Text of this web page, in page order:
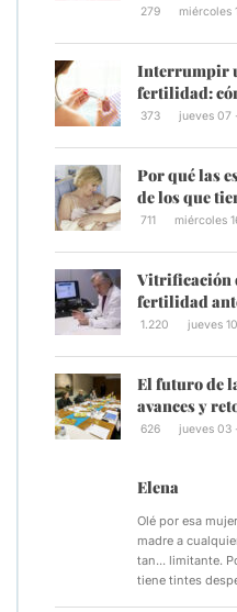
279 miércoles
Interrumpir
fertilidad:
373 jueves 07
Por qué las
de los que
711 miércoles
Vitrificación
fertilidad
1.220 jueves
El futuro de
avances y
626 jueves 03
Elena
Olé por esa
madre a
tan... limitante.
tiene tintes